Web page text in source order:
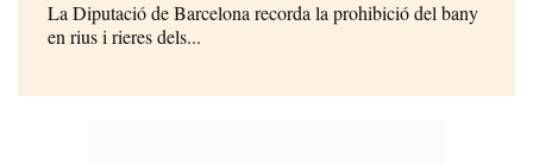
La Diputació de Barcelona recorda la prohibició del bany
en rius i rieres dels...